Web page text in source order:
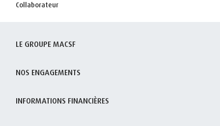
Collaborateur
LE GROUPE MACSF
NOS ENGAGEMENTS
INFORMATIONS FINANCIÈRES